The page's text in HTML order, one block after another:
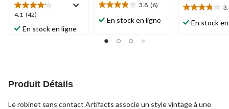
4.1 (42)
4.1
étoile(s)
sur
En stock en ligne
3.8 (6)
3.8
étoile(s)
5.
En stock en ligne
3.8
étoile(s)
En stock
Produit Détails
Le robinet sans contact Artifacts associe un style vintage à une